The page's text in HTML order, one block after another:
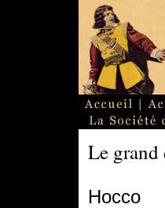
Le
Hocco